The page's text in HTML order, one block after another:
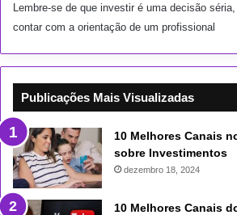
Lembre-se de que investir é uma decisão
contar com a orientação de um profissional
Publicações Mais Visualizadas
10 Melhores Canais
sobre Investimentos
dezembro 18, 2024
10 Melhores Canais